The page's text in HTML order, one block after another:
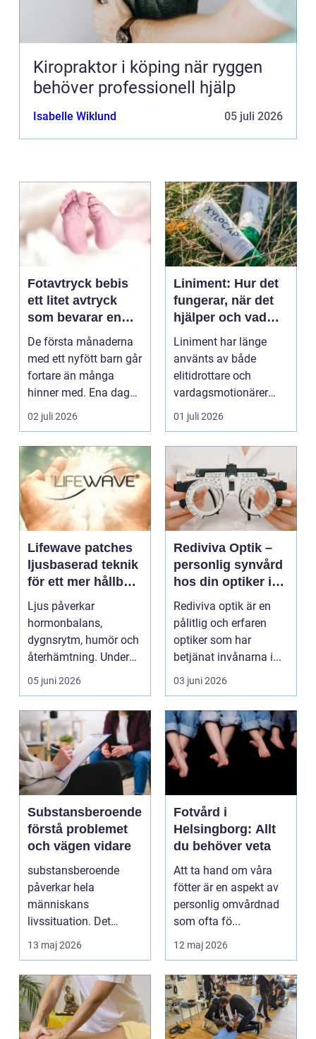
Kiropraktor i köping när ryggen
behöver professionell hjälp
Isabelle Wiklund 05 juli 2026
Fotavtryck bebis
ett litet avtryck
som bevarar en
stor stund
De första månaderna
med ett nyfött barn går
fortare än många
hinner med. Ena dagen
ryms hela foten i...
02 juli 2026
Liniment: Hur det
fungerar, när det
hjälper och vad
man bör tänka på
Liniment har länge
använts av både
elitidrottare och
vardagsmotionärer
för...
01 juli 2026
Lifewave patches
ljusbaserad teknik
för ett mer hållbart
välbefinnande
Ljus påverkar
hormonbalans,
dygnsrytm, humör och
återhämtning. Under
senare år har en ny typ
av prod...
05 juni 2026
Rediviva Optik –
personlig synvård
hos din optiker i
Uppsala
Rediviva optik är en
pålitlig och erfaren
optiker som har
betjänat invånarna i...
03 juni 2026
Substansberoende
förstå problemet
och vägen vidare
substansberoende
påverkar hela
människans
livssituation. Det
handlar sällan bara
om alkohol, narkoti...
13 maj 2026
Fotvård i
Helsingborg: Allt
du behöver veta
Att ta hand om våra
fötter är en aspekt av
personlig omvårdnad
som ofta fö...
12 maj 2026